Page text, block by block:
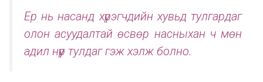
Ер нь насанд хүрэгчдийн хувьд тулгардаг
олон асуудалтай өсвөр насныхан ч мөн
адил нүүр тулдаг гэж хэлж болно.